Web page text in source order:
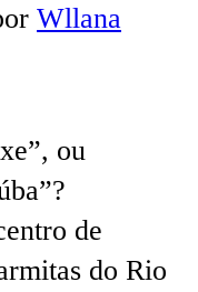
Wllana
ou
de
do Rio